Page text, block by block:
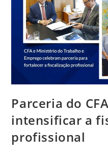
Parceria do
intensificar a
profissional